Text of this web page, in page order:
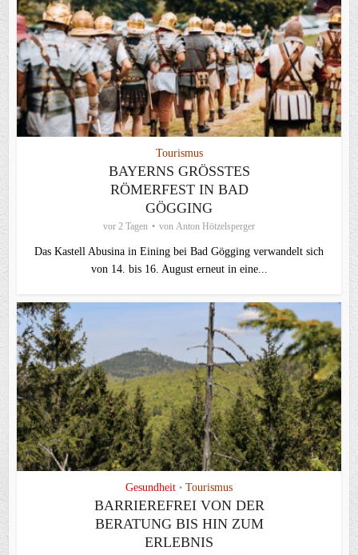
Tourismus
BAYERNS GRÖSSTES R
ÖMERFEST IN BAD G
ÖGGING
vor 2 Tagen von Anton Hötzelsperger
Das Kastell Abusina in Eining bei Bad Gögging verwandelt sich
von 14. bis 16. August erneut in eine...
Gesundheit • Tourismus
BARRIEREFREI VON DER
BERATUNG BIS HIN ZUM
ERLEBNIS